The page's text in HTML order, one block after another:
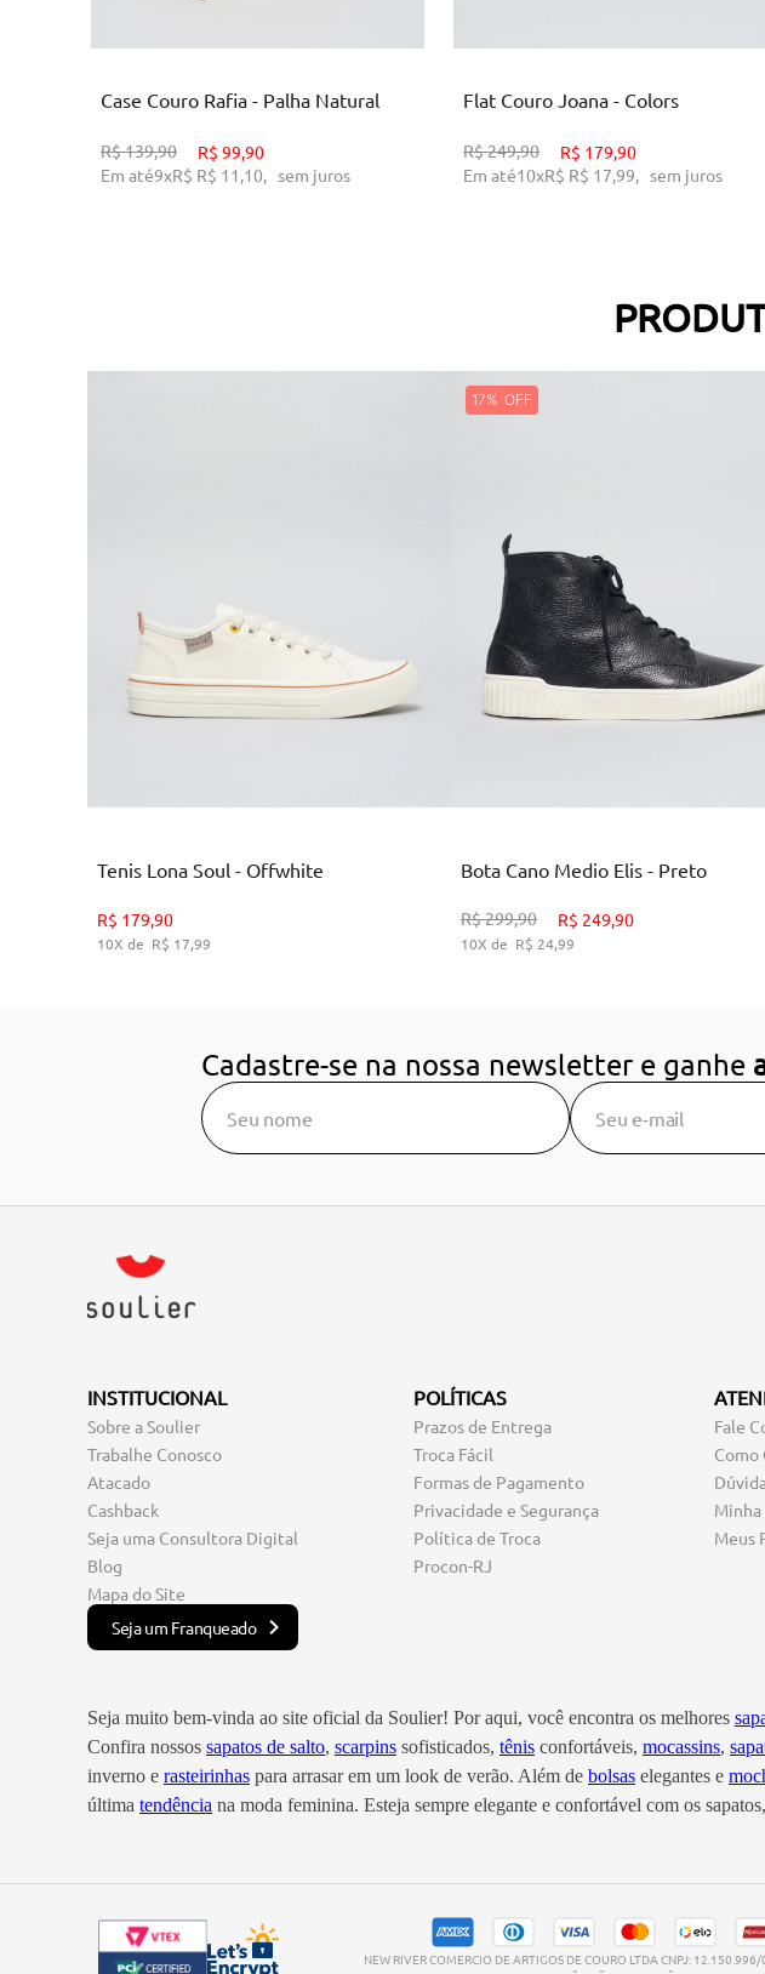
Case Couro Rafia - Palha Natural
R$139,90 R$ 99,90
Em até9xR$ R$ 11,10, sem juros
Flat Couro Joana - Colors
R$249,90 R$ 179,90
Em até10xR$ R$ 17,99, sem juros
ADICIONAR AO CARRINHO
Tenis Lona Soul - Offwhite
R$ 179,90
10 R$ 17,99
34 35 36
ADICIONAR AO CARRINHO
17%
Bota Cano Medio Elis - Preto
R$299,90 R$ 249,90
10 R$ 24,99
Cadastre-se na nossa newsletter e ganhe
INSTITUCIONAL
Sobre a Soulier
Trabalhe Conosco
Atacado
Cashback
Seja uma Consultora Digital
Blog
Mapa do Site
Seja um Franqueado
POLÍTICAS
Prazos de Entrega
Troca Fácil
Formas de Pagamento
Privacidade e Segurança
Política de Troca
Procon-RJ
Fale
Como
Meus
Seja muito bem-vinda ao site oficial da Soulier! Por aqui, você encontra os melhores
Confira nossos sapatos de salto, scarpins sofisticados, tênis confortáveis, mocassins,
inverno e rasteirinhas para arrasar em um look de verão. Além de bolsas elegantes e
última tendência na moda feminina. Esteja sempre elegante e confortável com os
NEW RIVER COMERCIO DE ARTIGOS DE COURO LTDA CNPJ: